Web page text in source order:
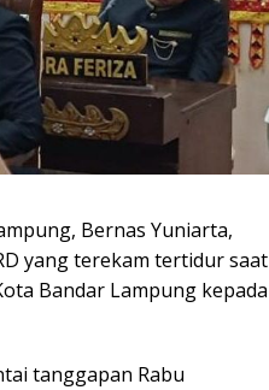
Bernas Yuniarta,
yang terekam tertidur saat
Bandar Lampung kepada
tanggapan Rabu